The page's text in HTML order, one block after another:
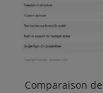
Comparaison